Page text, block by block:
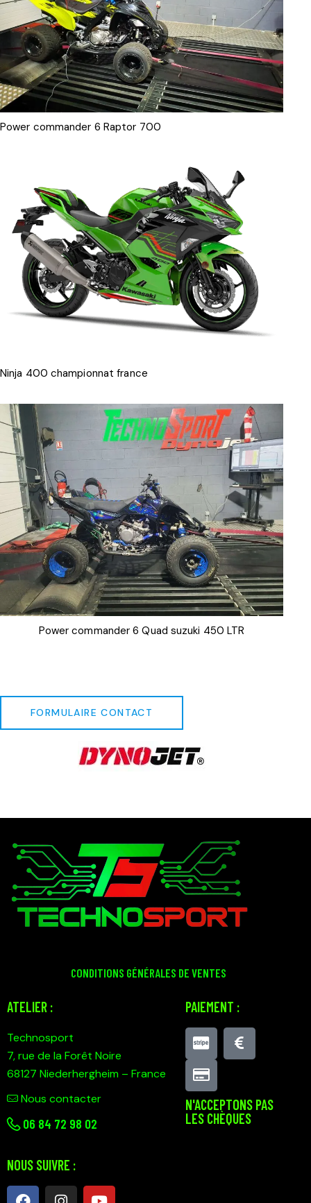
Power commander 6 Raptor 700
Ninja 400 championnat france
Power commander 6 Quad suzuki 450 LTR
FORMULAIRE CONTACT
CONDITIONS GÉNÉRALES DE VENTES
ATELIER :
Technosport
7, rue de la Forêt Noire
68127 Niederhergheim – France
Nous contacter
06 84 72 98 02
PAIEMENT :
N'ACCEPTONS PAS
LES CHÈQUES
NOUS SUIVRE :